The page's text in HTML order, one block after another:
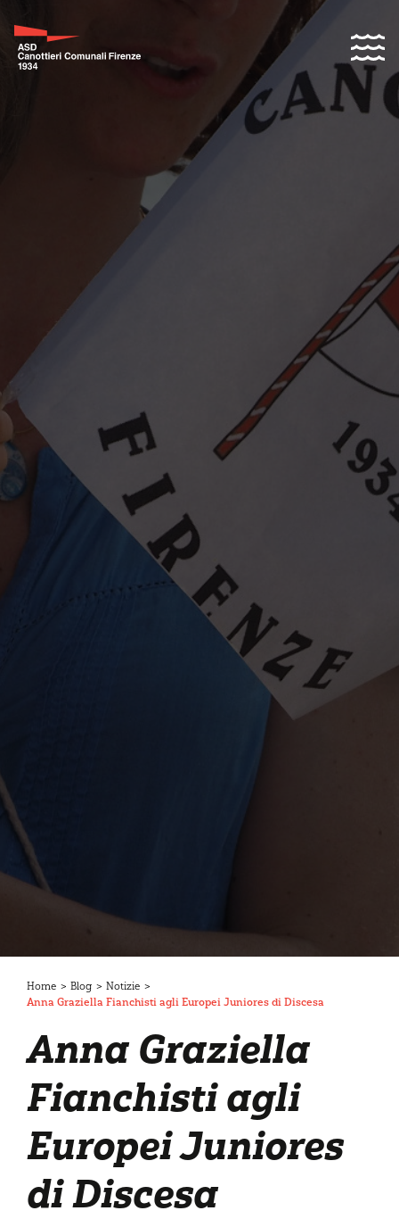
Home > Blog > Notizie >
Anna Graziella Fianchisti agli Europei Juniores di Discesa
Anna Graziella
Fianchisti agli
Europei Juniores
di Discesa